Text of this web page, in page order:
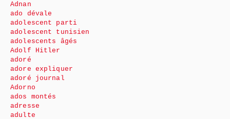
Adnan
ado dévale
adolescent parti
adolescent tunisien
adolescents âgés
Adolf Hitler
adoré
adore expliquer
adoré journal
Adorno
ados montés
adresse
adulte